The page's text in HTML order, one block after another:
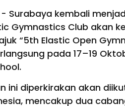
- Surabaya kembali
Gymnastics Club akan
“5th Elastic Open
pada 17–19
ini diperkirakan akan
mencakup dua